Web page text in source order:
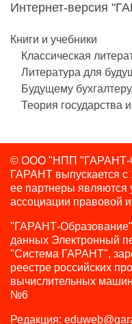
Интернет-версия
Книги и учебники
Классическая
Литература для
Будущему
Теория государства
© ООО "НПП "ГАРАНТ-
ГАРАНТ выпускается с
ее партнеры являются
ассоциации правовой
"ГАРАНТ-
данных Электронный
"Система ГАРАНТ",
реестре российских
вычислительных
№6
Редакция: